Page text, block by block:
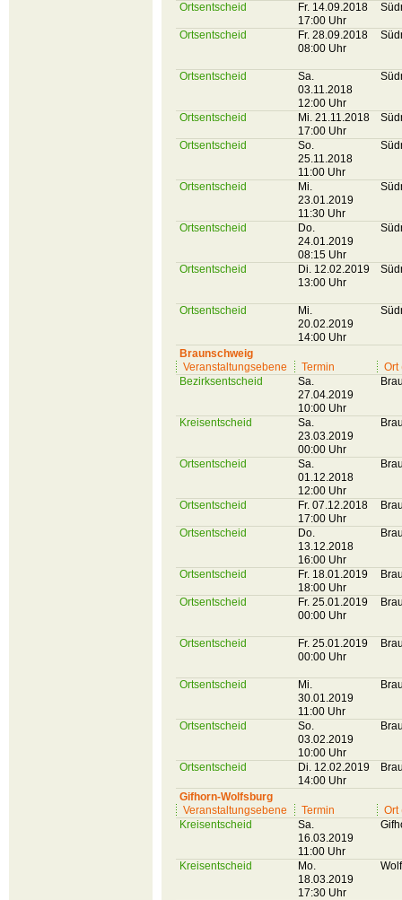
Ortsentscheid
Fr. 14.09.2018
17:00 Uhr
Ortsentscheid
Fr. 28.09.2018
08:00 Uhr
Ortsentscheid
Sa.
03.11.2018
12:00 Uhr
Ortsentscheid
Mi. 21.11.2018
17:00 Uhr
Ortsentscheid
So.
25.11.2018
11:00 Uhr
Ortsentscheid
Mi.
23.01.2019
11:30 Uhr
Ortsentscheid
Do.
24.01.2019
08:15 Uhr
Ortsentscheid
Di. 12.02.2019
13:00 Uhr
Ortsentscheid
Mi.
20.02.2019
14:00 Uhr
Braunschweig
Veranstaltungsebene
Termin
Ort
Bezirksentscheid
Sa.
27.04.2019
10:00 Uhr
Kreisentscheid
Sa.
23.03.2019
00:00 Uhr
Ortsentscheid
Sa.
01.12.2018
12:00 Uhr
Ortsentscheid
Fr. 07.12.2018
17:00 Uhr
Ortsentscheid
Do.
13.12.2018
16:00 Uhr
Ortsentscheid
Fr. 18.01.2019
18:00 Uhr
Ortsentscheid
Fr. 25.01.2019
00:00 Uhr
Ortsentscheid
Fr. 25.01.2019
00:00 Uhr
Ortsentscheid
Mi.
30.01.2019
11:00 Uhr
Ortsentscheid
So.
03.02.2019
10:00 Uhr
Ortsentscheid
Di. 12.02.2019
14:00 Uhr
Gifhorn-Wolfsburg
Veranstaltungsebene
Termin
Ort
Kreisentscheid
Sa.
16.03.2019
11:00 Uhr
Kreisentscheid
Mo.
18.03.2019
17:30 Uhr